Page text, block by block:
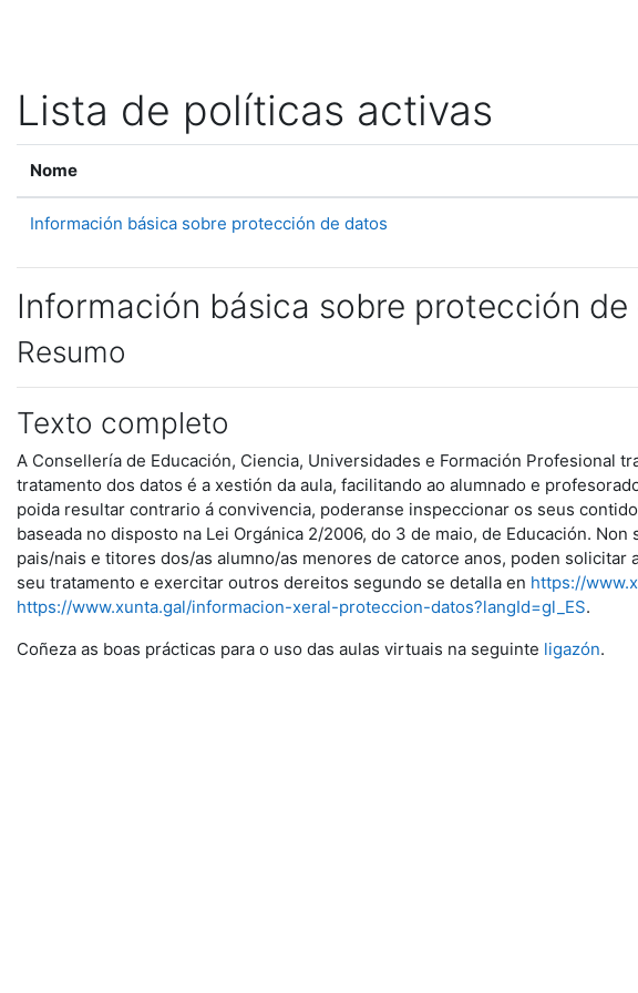
Lista de políticas activas
Nome
Información básica sobre protección de datos
Información básica sobre protección de
Resumo
Texto completo
A Consellería de Educación, Ciencia, Universidades e Formación Profesional
tratamento dos datos é a xestión da aula, facilitando ao alumnado e
poida resultar contrario á convivencia, poderanse inspeccionar os seus
baseada no disposto na Lei Orgánica 2/2006, do 3 de maio, de Educación.
pais/nais e titores dos/as alumno/as menores de catorce anos, poden
seu tratamento e exercitar outros dereitos segundo se detalla en https://
https://www.xunta.gal/informacion-xeral-proteccion-datos?langId=gl_ES.
Coñeza as boas prácticas para o uso das aulas virtuais na seguinte ligazón.